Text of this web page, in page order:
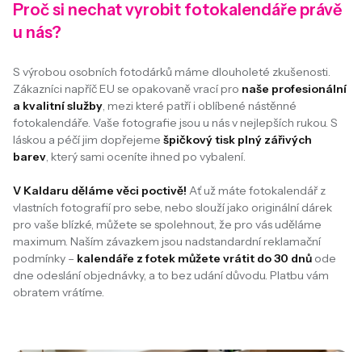
Proč si nechat vyrobit fotokalendáře právě
u nás?
S výrobou osobních fotodárků máme dlouholeté zkušenosti.
Zákazníci napříč EU se opakovaně vrací pro naše profesionální
a kvalitní služby, mezi které patří i oblíbené nástěnné
fotokalendáře. Vaše fotografie jsou u nás v nejlepších rukou. S
láskou a péčí jim dopřejeme špičkový tisk plný zářivých
barev, který sami oceníte ihned po vybalení.
V Kaldaru děláme věci poctivě! Ať už máte fotokalendář z
vlastních fotografií pro sebe, nebo slouží jako originální dárek
pro vaše blízké, můžete se spolehnout, že pro vás uděláme
maximum. Naším závazkem jsou nadstandardní reklamační
podmínky – kalendáře z fotek můžete vrátit do 30 dnů ode
dne odeslání objednávky, a to bez udání důvodu. Platbu vám
obratem vrátíme.